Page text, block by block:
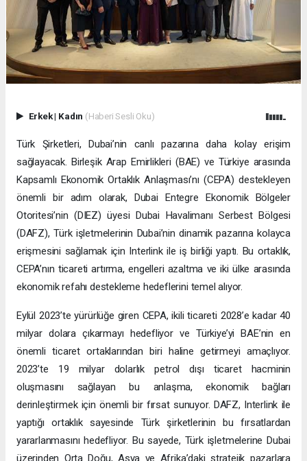
Erkek| Kadın (Haberi Sesli Oku)
Türk Şirketleri, Dubai’nin canlı pazarına daha kolay erişim
sağlayacak. Birleşik Arap Emirlikleri (BAE) ve Türkiye arasında
Kapsamlı Ekonomik Ortaklık Anlaşması’nı (CEPA) destekleyen
önemli bir adım olarak, Dubai Entegre Ekonomik Bölgeler
Otoritesi’nin (DIEZ) üyesi Dubai Havalimanı Serbest Bölgesi
(DAFZ), Türk işletmelerinin Dubai’nin dinamik pazarına kolayca
erişmesini sağlamak için Interlink ile iş birliği yaptı. Bu ortaklık,
CEPA’nın ticareti artırma, engelleri azaltma ve iki ülke arasında
ekonomik refahı destekleme hedeflerini temel alıyor.
Eylül 2023’te yürürlüğe giren CEPA, ikili ticareti 2028’e kadar 40
milyar dolara çıkarmayı hedefliyor ve Türkiye’yi BAE’nin en
önemli ticaret ortaklarından biri haline getirmeyi amaçlıyor.
2023’te 19 milyar dolarlık petrol dışı ticaret hacminin
oluşmasını sağlayan bu anlaşma, ekonomik bağları
derinleştirmek için önemli bir fırsat sunuyor. DAFZ, Interlink ile
yaptığı ortaklık sayesinde Türk şirketlerinin bu fırsatlardan
yararlanmasını hedefliyor. Bu sayede, Türk işletmelerine Dubai
üzerinden Orta Doğu, Asya ve Afrika’daki stratejik pazarlara